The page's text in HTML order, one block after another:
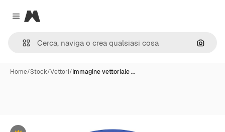
Close menu
Magnific
Cerca
Home/Stock/Vettori/Immagine vettoriale …